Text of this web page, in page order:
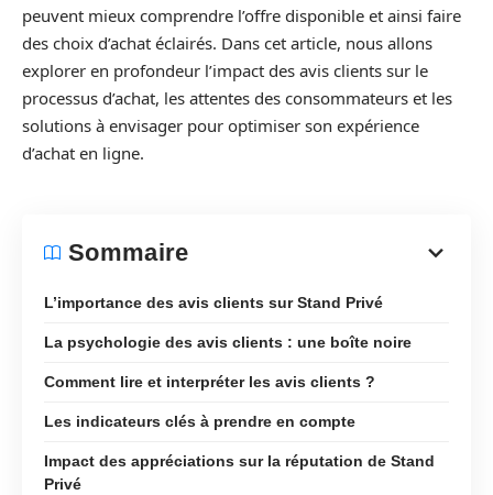
peuvent mieux comprendre l’offre disponible et ainsi faire
des choix d’achat éclairés. Dans cet article, nous allons
explorer en profondeur l’impact des avis clients sur le
processus d’achat, les attentes des consommateurs et les
solutions à envisager pour optimiser son expérience
d’achat en ligne.
Sommaire
L’importance des avis clients sur Stand Privé
La psychologie des avis clients : une boîte noire
Comment lire et interpréter les avis clients ?
Les indicateurs clés à prendre en compte
Impact des appréciations sur la réputation de Stand
Privé